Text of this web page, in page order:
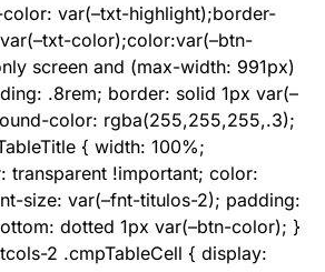
var(–txt-highlight);border-
color);color:var(–btn-
screen and (max-width: 991px)
.8rem; border: solid 1px var(–
color: rgba(255,255,255,.3);
{ width: 100%;
transparent !important; color:
size: var(–fnt-titulos-2); padding:
dotted 1px var(–btn-color); }
2 .cmpTableCell { display: